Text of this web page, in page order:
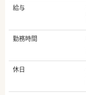
給与
勤務時間
休日